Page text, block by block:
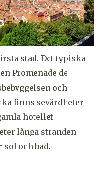
stad. Det typiska
Promenade de
och
finns sevärdheter
hotellet
långa stranden
och bad.